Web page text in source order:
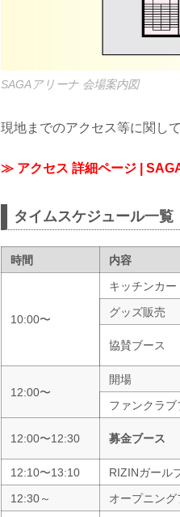
SAGAアリーナ 会場案内図
現地までのアクセス等に関し
≫ アクセス 詳細ページ |
タイムスケジュール一覧
時間 内容
10:00〜
キッチンカー
グッズ販売
協賛ブース
12:00〜
開場
ファンクラブ
12:00〜12:30
募金ブース
12:10〜13:10
RIZINガール
12:30～
オープニン